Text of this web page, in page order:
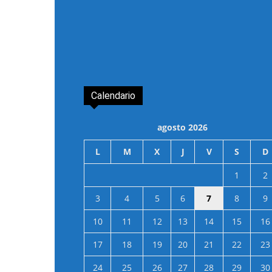
Calendario
agosto 2026
L M X J V S D
1
2
3
4 5 6 7 8
9
10
11 12 13 14 15
16
17
18 19 20 21 22
23
24
25 26 27 28 29 30